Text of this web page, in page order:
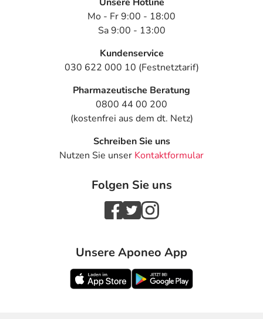
Mo - Fr 9:00 - 18:00
Sa 9:00 - 13:00
Kundenservice
030 622 000 10 (Festnetztarif)
Pharmazeutische Beratung
0800 44 00 200
(kostenfrei aus dem dt. Netz)
Schreiben Sie uns
Nutzen Sie unser Kontaktformular
Folgen Sie uns
Unsere Aponeo App